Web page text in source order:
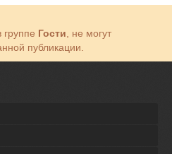
Гости , не могут
публикации.